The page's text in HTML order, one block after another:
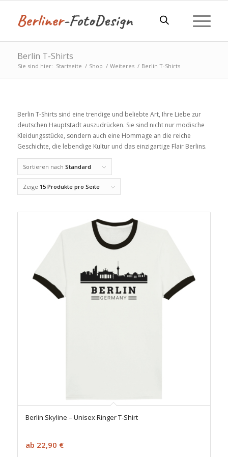
Berlin T-Shirts
Sie sind hier: Startseite / Shop / Weiteres / Berlin T-Shirts
Berlin T-Shirts sind eine trendige und beliebte Art, Ihre Liebe zur
deutschen Hauptstadt auszudrücken. Sie sind nicht nur modische
Kleidungsstücke, sondern auch eine Hommage an die reiche
Geschichte, die lebendige Kultur und das einzigartige Flair Berlins.
Sortieren nach Standard
Zeige 15 Produkte pro Seite
Berlin Skyline – Unisex Ringer T-Shirt
ab 22,90 €